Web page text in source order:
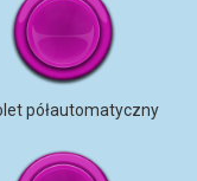
półautomatyczny